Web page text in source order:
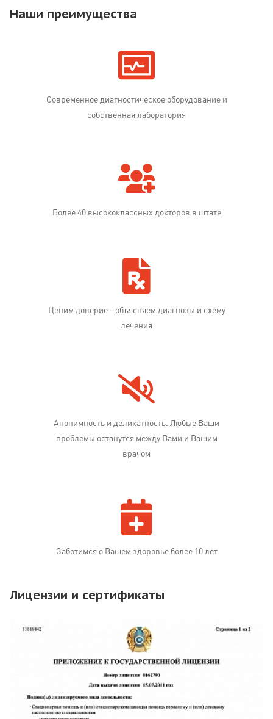
Наши преимущества
Современное диагностическое оборудование и
собственная лаборатория
Более 40 высококлассных докторов в штате
Ценим доверие - объясняем диагнозы и схему
лечения
Анонимность и деликатность. Любые Ваши
проблемы останутся между Вами и Вашим
врачом
Заботимся о Вашем здоровье более 10 лет
Лицензии и сертификаты